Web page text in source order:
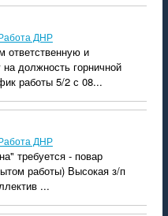
ДНР
ответственную и
должность горничной
работы 5/2 с 08...
ДНР
требуется - повар
работы) Высокая з/п
...